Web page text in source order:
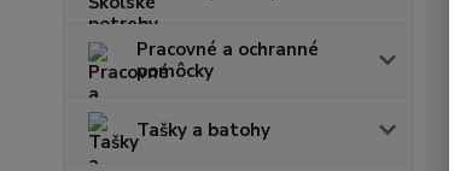
Pracovné a ochranné
pomôcky
Tašky a batohy